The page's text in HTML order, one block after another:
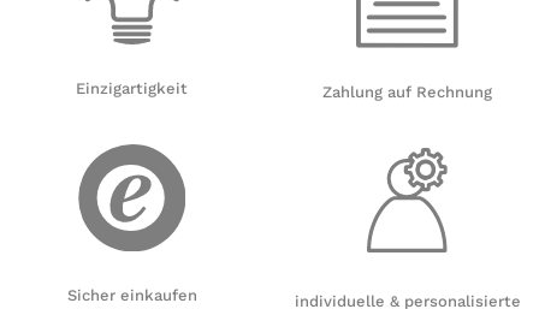
Einzigartigkeit
Sicher einkaufen
Zahlung auf Rechnung
individuelle & personalisierte